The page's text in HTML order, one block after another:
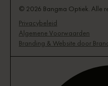
© 2026 Bangma Optiek. Alle
Privacybeleid
Algemene Voorwaarden
Branding & Website door